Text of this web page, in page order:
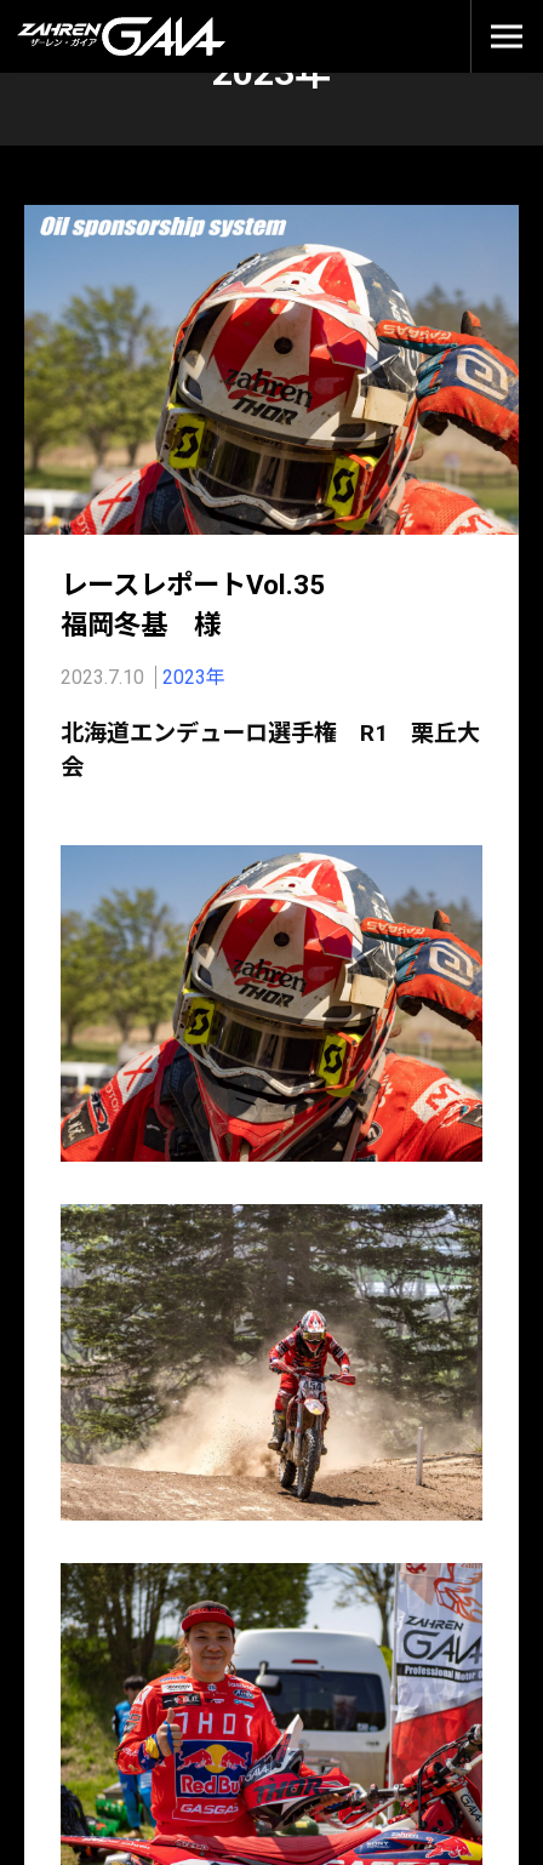
2023年
レースレポートVol.35
福岡冬基 様
2023.7.10 2023年
北海道エンデューロ選手権 R1 栗丘大
会